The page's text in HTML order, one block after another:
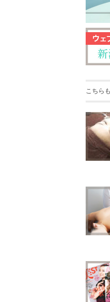
こちら